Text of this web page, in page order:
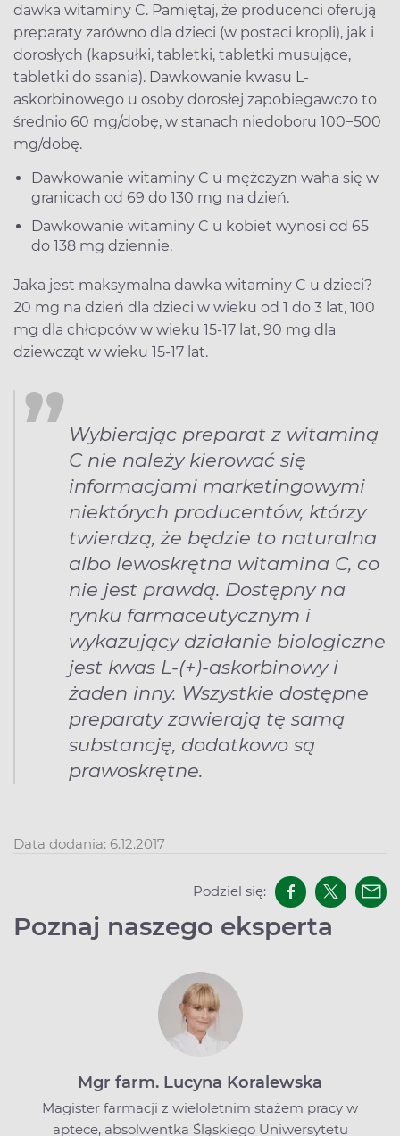
dawka witaminy C. Pamiętaj, że producenci oferują
preparaty zarówno dla dzieci (w postaci kropli), jak i
dorosłych (kapsułki, tabletki, tabletki musujące,
tabletki do ssania). Dawkowanie kwasu L-
askorbinowego u osoby dorosłej zapobiegawczo to
średnio 60 mg/dobę, w stanach niedoboru 100−500
mg/dobę.
Dawkowanie witaminy C u mężczyzn waha się w
granicach od 69 do 130 mg na dzień.
Dawkowanie witaminy C u kobiet wynosi od 65
do 138 mg dziennie.
Jaka jest maksymalna dawka witaminy C u dzieci?
20 mg na dzień dla dzieci w wieku od 1 do 3 lat, 100
mg dla chłopców w wieku 15-17 lat, 90 mg dla
dziewcząt w wieku 15-17 lat.
Wybierając preparat z witaminą
C nie należy kierować się
informacjami marketingowymi
niektórych producentów, którzy
twierdzą, że będzie to naturalna
albo lewoskrętna witamina C, co
nie jest prawdą. Dostępny na
rynku farmaceutycznym i
wykazujący działanie biologiczne
jest kwas L-(+)-askorbinowy i
żaden inny. Wszystkie dostępne
preparaty zawierają tę samą
substancję, dodatkowo są
prawoskrętne.
Data dodania: 6.12.2017
Podziel się:
Poznaj naszego eksperta
Mgr farm. Lucyna Koralewska
Magister farmacji z wieloletnim stażem pracy w
aptece, absolwentka Śląskiego Uniwersytetu